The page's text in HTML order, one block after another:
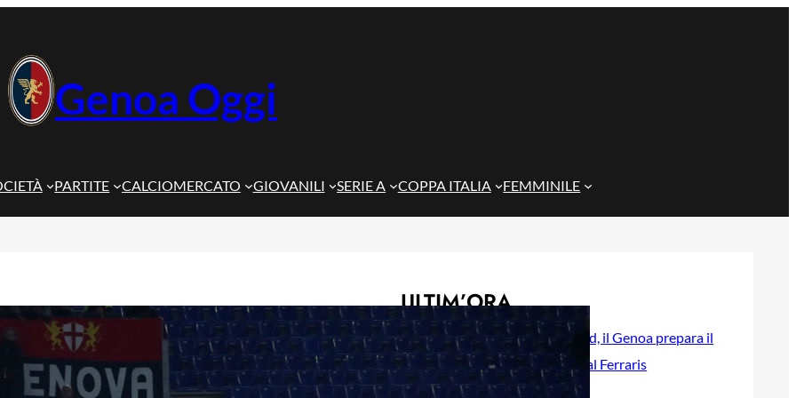
Genoa Oggi
PARTITE CALCIOMERCATO GIOVANILI SERIE A COPPA ITALIA FEMMINILE
ULTIM’ORA
Rientra Østigård, il Genoa prepara il
trittico di sfide al Ferraris
6 Agosto 2026